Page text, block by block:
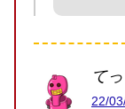
て
22/